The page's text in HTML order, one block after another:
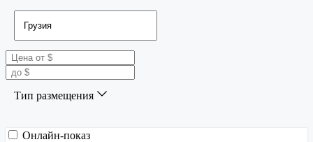
Тип размещения
Онлайн-показ